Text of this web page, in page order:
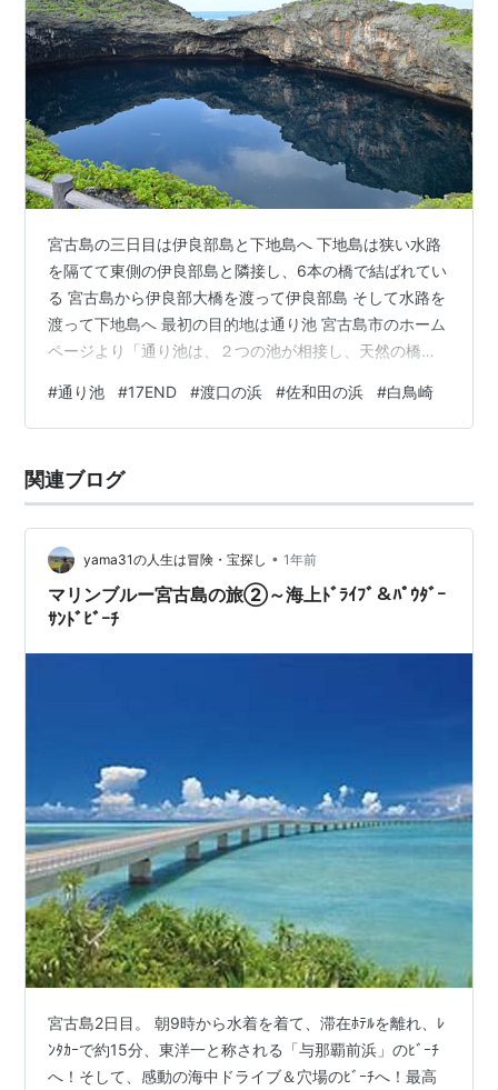
宮古島の三日目は伊良部島と下地島へ 下地島は狭い水路
を隔てて東側の伊良部島と隣接し、6本の橋で結ばれてい
る 宮古島から伊良部大橋を渡って伊良部島 そして水路を
渡って下地島へ 最初の目的地は通り池 宮古島市のホーム
ページより「通り池は、２つの池が相接し、天然の橋に
南西側が直径約75ｍで水深は海側が約40ｍである。直径
約10ｍの海底洞穴で海と通じており、両池は潮の干満で
いて人気のスポット 17ENDへ 17END(ワンセブンエンド)
は下地島の北端に位置する絶景スポット 17ENDの由来
#通り池 #17END #渡口の浜 #佐和田の浜 #白鳥崎
関連ブログ
yama31の人生は冒険・宝探し • 1年前
マリンブルー宮古島の旅②～海上ﾄﾞﾗｲﾌﾞ＆ﾊﾟｳﾀﾞｰ
ｻﾝﾄﾞﾋﾞｰﾁ
宮古島2日目。 朝9時から水着を着て、滞在ﾎﾃﾙを離れ、ﾚ
ﾝﾀｶｰで約15分、東洋一と称される「与那覇前浜」のﾋﾞｰﾁ
へ！そして、感動の海中ドライブ＆穴場のﾋﾞｰﾁへ！最高